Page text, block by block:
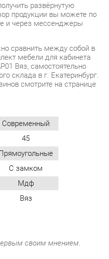
Вяз, самостоятельно
склада в г. Екатеринбург.
смотрите на странице
45
Мдф
Вяз
своим мнением.
ОТЗЫВ